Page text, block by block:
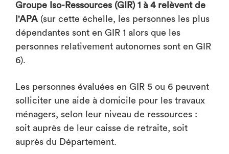
Groupe Iso-Ressources (GIR) 1 à 4 relèvent de
l'APA (sur cette échelle, les personnes les plus
dépendantes sont en GIR 1 alors que les
personnes relativement autonomes sont en GIR
6).
Les personnes évaluées en GIR 5 ou 6 peuvent
solliciter une aide à domicile pour les travaux
ménagers, selon leur niveau de ressources :
soit auprès de leur caisse de retraite, soit
auprès du Département.